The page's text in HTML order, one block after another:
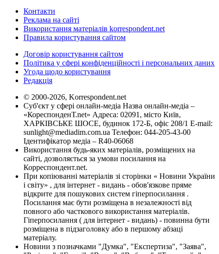
Контакти
Реклама на сайті
Використання матеріалів korrespondent.net
Правила користування сайтом
Договір користування сайтом
Політика у сфері конфіденційності і персональних даних
Угода щодо користування
Редакція
© 2000-2026, Korrespondent.net
Суб'єкт у сфері онлайн-медіа Назва онлайн-медіа –
«КореспонденТ.net» Адреса: 02091, місто Київ,
ХАРКІВСЬКЕ ШОСЕ, будинок 172-Б, офіс 208/1 E-mail:
sunlight@mediadim.com.ua Телефон: 044-205-43-00
Ідентифікатор медіа – R40-06068
Використання будь-яких матеріалів, розміщених на
сайті, дозволяється за умови посилання на
Корреспондент.net.
При копіюванні матеріалів зі сторінки « Новини України
і світу» , для інтернет - видань - обов'язкове пряме
відкрите для пошукових систем гіперпосилання .
Посилання має бути розміщена в незалежності від
повного або часткового використання матеріалів.
Гіперпосилання ( для інтернет - видань) - повинна бути
розміщена в підзаголовку або в першому абзаці
матеріалу.
Новини з позначками "Думка", "Експертиза", "Заява",